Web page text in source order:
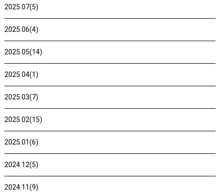
2025.07(5)
2025.06(4)
2025.05(14)
2025.04(1)
2025.03(7)
2025.02(15)
2025.01(6)
2024.12(5)
2024.11(9)